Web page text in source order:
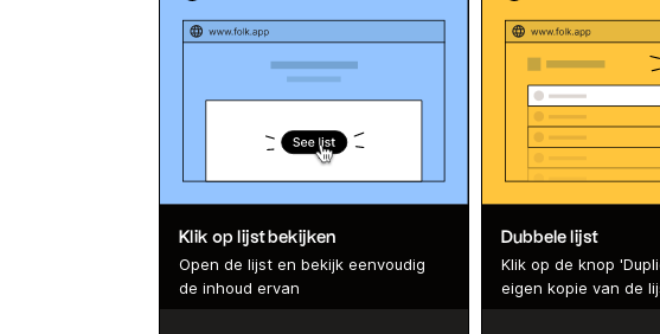
Klik op lijst bekijken
Open de lijst en bekijk eenvoudig
de inhoud ervan
Dubbele lijst
Klik op de knop
eigen kopie van de